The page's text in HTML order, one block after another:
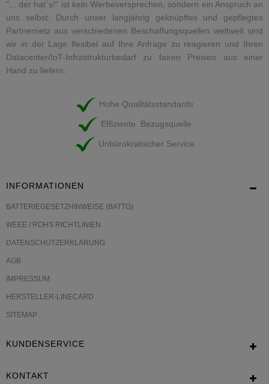
"... der hat`s!" ist kein Werbeversprechen, sondern ein Anspruch an
uns selbst. Durch unser langjährig geknüpftes und gepflegtes
Partnernetz aus verschiedenen Beschaffungsquellen weltweit sind
wir in der Lage flexibel auf Ihre Anfrage zu reagieren und Ihren
Datacenter/IoT-Infrastrukturbedarf zu fairen Preisen aus einer
Hand zu liefern.
Hohe Qualitätsstandards
Effiziente Bezugsquelle
Unbürokratischer Service
INFORMATIONEN
BATTERIEGESETZHINWEISE (BATTG)
WEEE / ROHS RICHTLINIEN
DATENSCHUTZERKLÄRUNG
AGB
IMPRESSUM
HERSTELLER-LINECARD
SITEMAP
KUNDENSERVICE
KONTAKT